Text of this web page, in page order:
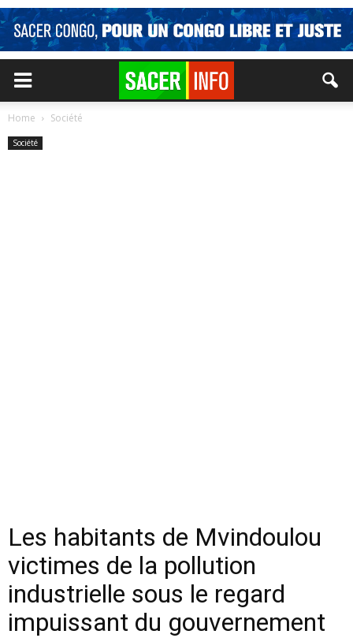
Home Société
Société
Les habitants de Mvindoulou
victimes de la pollution
industrielle sous le regard
impuissant du gouvernement